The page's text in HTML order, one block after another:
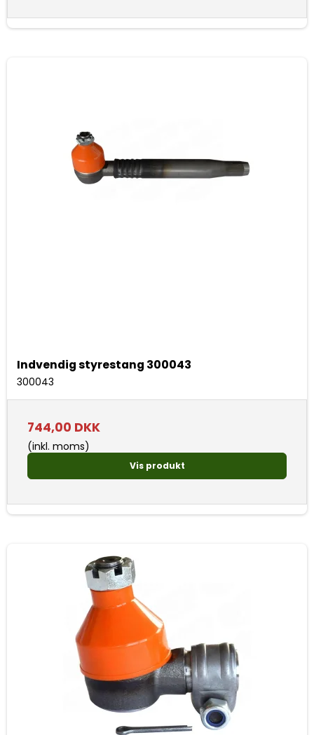
Indvendig styrestang 300043
300043
744,00 DKK
(inkl. moms)
Vis produkt